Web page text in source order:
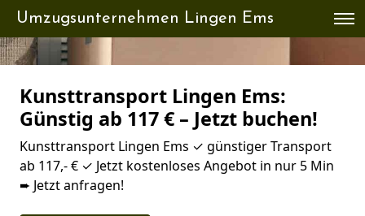
Umzugsunternehmen Lingen Ems
Kunsttransport Lingen Ems:
Günstig ab 117 € – Jetzt buchen!
Kunsttransport Lingen Ems ✓ günstiger Transport
ab 117,- € ✓ Jetzt kostenloses Angebot in nur 5 Min
➨ Jetzt anfragen!